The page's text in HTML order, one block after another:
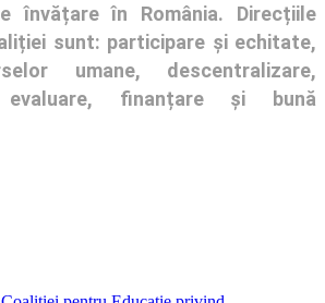
învățare în România. Direcțiile
sunt: participare și echitate,
umane, descentralizare,
finanțare și bună